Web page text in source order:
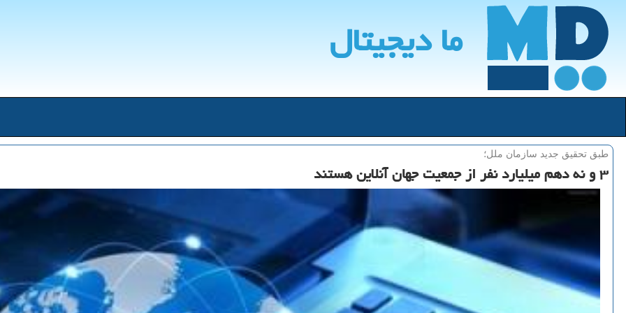
ما دیجیتال
طبق تحقیق جدید سازمان ملل؛
۳ و نه دهم میلیارد نفر از جمعیت جهان آنلاین هستند